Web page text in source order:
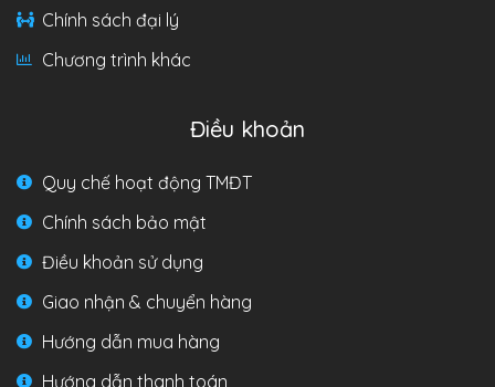
Chính sách đại lý
Chương trình khác
Điều khoản
Quy chế hoạt động TMĐT
Chính sách bảo mật
Điều khoản sử dụng
Giao nhận & chuyển hàng
Hướng dẫn mua hàng
Hướng dẫn thanh toán